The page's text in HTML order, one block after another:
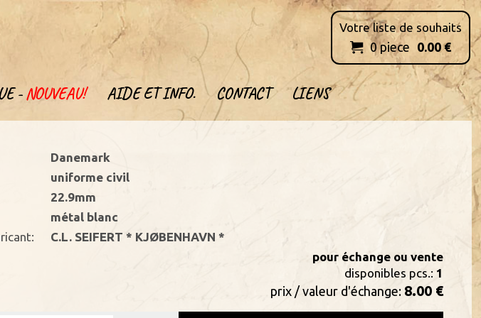
-NOUVEAU! AIDE ET INFO. CONTACT LIENS
Votre liste de souhaits
 0piece 0.00€
Danemark
uniforme civil
22.9mm
métal blanc
C.L. SEIFERT * KJØBENHAVN *
pour échange ou vente
disponibles pcs.: 1
prix / valeur d'échange: 8.00 €